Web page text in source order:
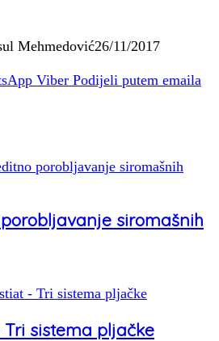
Mehmedović26/11/2017
Viber Podijeli putem emaila
siromašnih
sistema pljačke